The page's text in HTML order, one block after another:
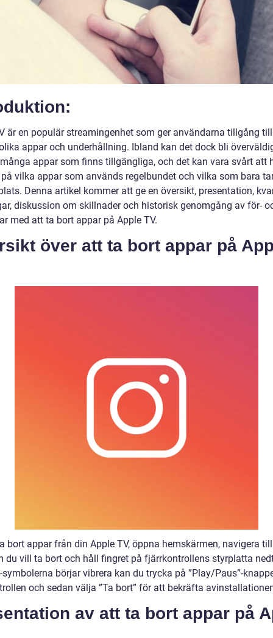
är en populär streamingenhet som ger användarna tillgång
appar och underhållning. Ibland kan det dock bli
appar som finns tillgängliga, och det kan vara svårt att
vilka appar som används regelbundet och vilka som bara
Denna artikel kommer att ge en översikt, presentation,
diskussion om skillnader och historisk genomgång av för-
med att ta bort appar på Apple TV.
över att ta bort appar på
bort appar från din Apple TV, öppna hemskärmen, navigera
du vill ta bort och håll fingret på fjärrkontrollens styrplatta
symbolerna börjar vibrera kan du trycka på ”Play/Paus”-
och sedan välja ”Ta bort” för att bekräfta
av att ta bort appar på